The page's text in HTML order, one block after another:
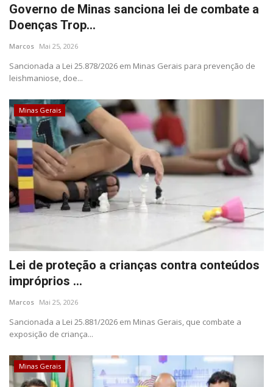
Obituário
Minas Gerais
Governo de Minas sanciona lei de combate a
Doenças Trop...
Marcos Mai 25, 2026
Sancionada a Lei 25.878/2026 em Minas Gerais para prevenção de
leishmaniose, doe...
Minas Gerais
Lei de proteção a crianças contra conteúdos
impróprios ...
Marcos Mai 25, 2026
Sancionada a Lei 25.881/2026 em Minas Gerais, que combate a
exposição de criança...
Minas Gerais